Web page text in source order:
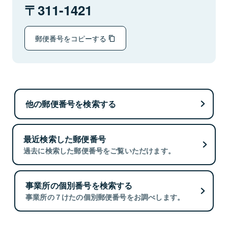
311-1421
郵便番号をコピーする
他の郵便番号を検索する
最近検索した郵便番号
過去に検索した郵便番号をご覧いただけます。
事業所の個別番号を検索する
事業所の７けたの個別郵便番号をお調べします。